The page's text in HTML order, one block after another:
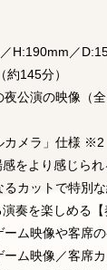
H:190mm／
145分）
夜公演の映像（
カメラ」仕様 ※2
をより感じら
カットで特別な
奏を楽しめる
ーム映像や客席
ム映像／客席